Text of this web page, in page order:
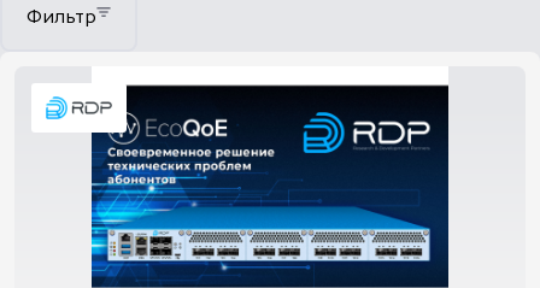
Фильтр